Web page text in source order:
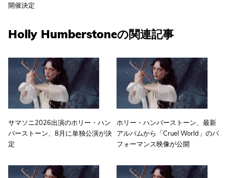
開催決定
Holly Humberstoneの関連記事
サマソニ2026出演のホリー・ハン
バーストーン、8月に単独公演が決
定
ホリー・ハンバーストーン、最新
アルバムから「Cruel World」のパ
フォーマンス映像が公開